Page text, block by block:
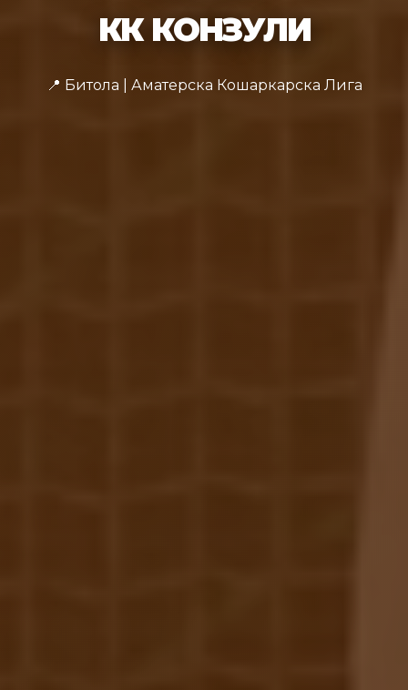
КК КОНЗУЛИ
📍 Битола | Аматерска Кошаркарска Лига